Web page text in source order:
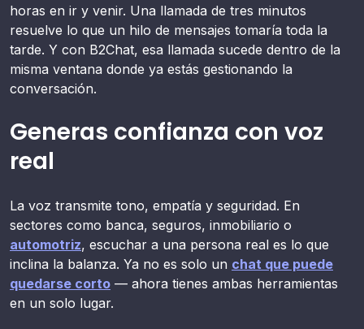
horas en ir y venir. Una llamada de tres minutos
resuelve lo que un hilo de mensajes tomaría toda la
tarde. Y con B2Chat, esa llamada sucede dentro de la
misma ventana donde ya estás gestionando la
conversación.
Generas confianza con voz
real
La voz transmite tono, empatía y seguridad. En
sectores como banca, seguros, inmobiliario o
automotriz, escuchar a una persona real es lo que
inclina la balanza. Ya no es solo un chat que puede
quedarse corto — ahora tienes ambas herramientas
en un solo lugar.